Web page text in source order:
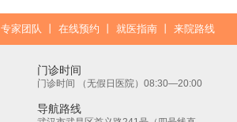
专家团队 在线预约 就医指南丨 来院路线
门诊时间
门诊时间 （无假日医院）08:30—20:00
导航路线